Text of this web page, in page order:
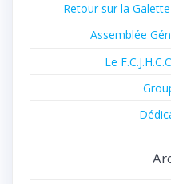
Retour sur la Galette
Assemblée
Le